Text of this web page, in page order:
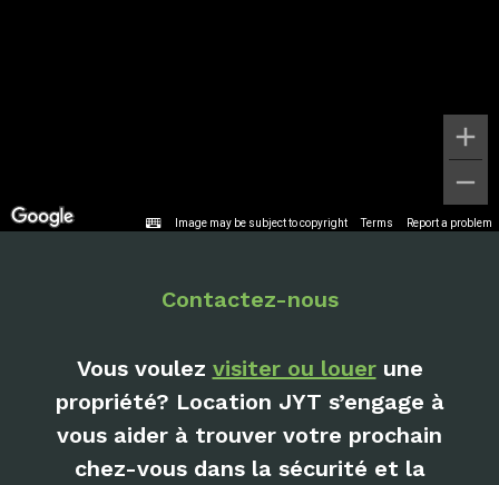
Image may be subject to copyright Terms Report a problem
Contactez-nous
Vous voulez visiter ou louerune
propriété? Location JYT s’engage à
vous aider à trouver votre prochain
chez-vous dans la sécurité et la